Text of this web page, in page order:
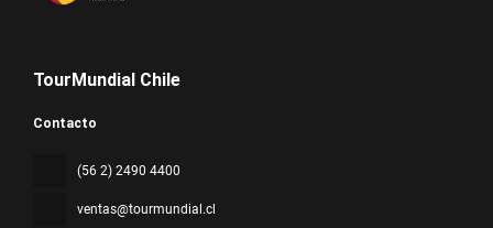
TourMundial Chile
Contacto
(56 2) 2490 4400
ventas@tourmundial.cl